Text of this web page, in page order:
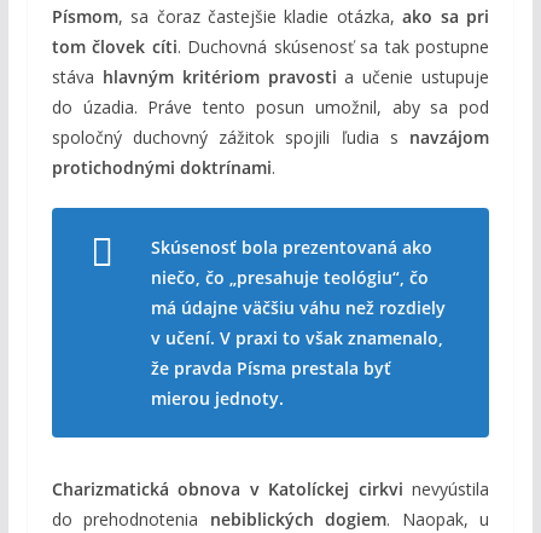
Písmom, sa čoraz častejšie kladie otázka,ako sa pri
tom človek cíti. Duchovná skúsenosť sa tak postupne
stáva hlavným kritériom pravosti a učenie ustupuje
do úzadia. Práve tento posun umožnil, aby sa pod
spoločný duchovný zážitok spojili ľudia s navzájom
protichodnými doktrínami.
Skúsenosť bola prezentovaná ako
niečo, čo „presahuje teológiu“, čo
má údajne väčšiu váhu než rozdiely
v učení. V praxi to však znamenalo,
že pravda Písma prestala byť
mierou jednoty.
Charizmatická obnova v Katolíckej cirkvi nevyústila
do prehodnotenia nebiblických dogiem. Naopak, u